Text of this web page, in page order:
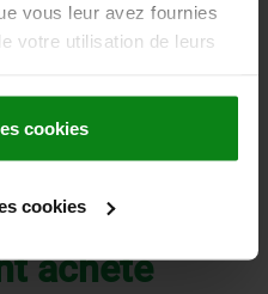
vous leur avez fournies
votre utilisation de leurs
cookies
cookies ont
acheté